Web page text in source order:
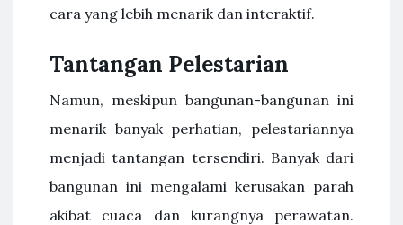
cara yang lebih menarik dan interaktif.
Tantangan Pelestarian
Namun, meskipun bangunan-bangunan ini
menarik banyak perhatian, pelestariannya
menjadi tantangan tersendiri. Banyak dari
bangunan ini mengalami kerusakan parah
akibat cuaca dan kurangnya perawatan.